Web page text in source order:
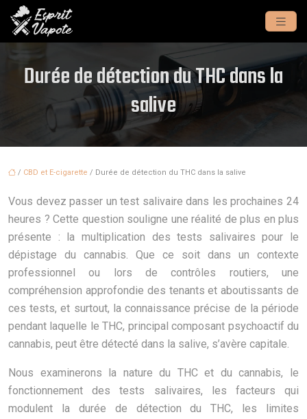
Durée de détection du THC dans la
salive
/ CBD et E-cigarette / Durée de détection du THC dans la salive
Vous devez passer un test salivaire dans les prochaines 24
heures ? Cette question souligne une réalité de plus en plus
présente : la multiplication des tests salivaires pour le
dépistage du cannabis. Que ce soit dans un contexte
professionnel ou lors de contrôles routiers, une
compréhension approfondie des tenants et aboutissants de
ces tests, et surtout, la connaissance précise de la période
pendant laquelle le THC, principal composant psychoactif du
cannabis, peut être détecté dans la salive, s’avère capitale.
Nous examinerons la nature du THC et du cannabis, le
fonctionnement des tests salivaires, les facteurs qui
modulent la durée de détection du THC, les limites